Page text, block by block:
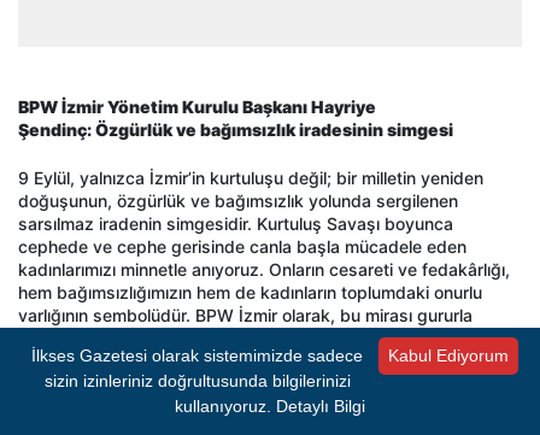
BPW İzmir Yönetim Kurulu Başkanı Hayriye
Şendinç: Özgürlük ve bağımsızlık iradesinin simgesi
9 Eylül, yalnızca İzmir’in kurtuluşu değil; bir milletin yeniden
doğuşunun, özgürlük ve bağımsızlık yolunda sergilenen
sarsılmaz iradenin simgesidir. Kurtuluş Savaşı boyunca
cephede ve cephe gerisinde canla başla mücadele eden
kadınlarımızı minnetle anıyoruz. Onların cesareti ve fedakârlığı,
hem bağımsızlığımızın hem de kadınların toplumdaki onurlu
varlığının sembolüdür. BPW İzmir olarak, bu mirası gururla
taşıyor; kadınların emeği, bilgeliği ve liderliğiyle daha eşit, daha
özgür ve daha adil bir dünya için çalışıyoruz. Yıl dönümünde,
başta Gazi Mustafa Kemal Atatürk ve silah arkadaşları olmak
üzere tüm kahramanlarımızı saygıyla anıyor, İzmir’in kurtuluşunu
Kabul Ediyorum
İlkses Gazetesi olarak sistemimizde sadece
sizin izinleriniz doğrultusunda bilgilerinizi
kullanıyoruz. Detaylı Bilgi